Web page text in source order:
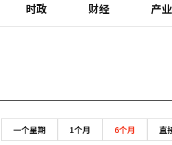
时政 财经 产业
一个星期 1个月 6个月 直